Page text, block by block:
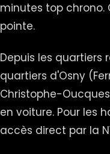
minutes top chrono.
pointe.
Depuis les quartiers
quartiers d'Osny
Christophe-
en voiture. Pour les
accès direct par la